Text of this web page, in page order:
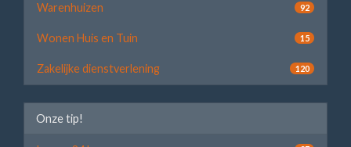
Warenhuizen 92
Wonen Huis en Tuin 15
Zakelijke dienstverlening 120
Onze tip!